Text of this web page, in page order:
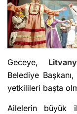
Geceye,
Belediye
yetkilileri başta
Ailelerin büyük